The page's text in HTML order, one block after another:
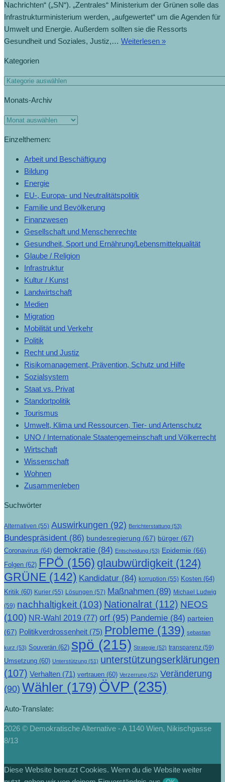
Nachrichten“ („SN“). „Zentrales“ Ministerium der Grünen solle das
Infrastrukturministerium werden, „aufgewertet“ um die Agenden für
Umwelt und Energie. Außerdem sollten sie die Ressorts
Gesundheit und Soziales, Justiz,… Weiterlesen »
Kategorien
Monats-Archiv
Einzelthemen:
Arbeit und Beschäftigung
Bildung
Energie
EU-, Europa- und Neutralitätspolitik
Familie und Bevölkerung
Finanzwesen
Gesellschaft und Menschenrechte
Gesundheit, Sport und Ernährung/Lebensmittelqualität
Glaube / Religion
Infrastruktur
Kultur / Kunst
Landwirtschaft
Medien
Migration
Mobilität und Verkehr
Politik
Recht und Justiz
Risikomanagement, Prävention, Schutz und Hilfe
Sozialsystem
Staat vs. Privat
Standortpolitik
Tourismus
Umwelt, Klima und Ressourcen, Tier- und Artenschutz
UNO / Internationale Staatengemeinschaft und Völkerrecht
Wirtschaft
Wissenschaft
Wohnen
Zusammenleben
Suchwörter
Alternativen (55) Auswirkungen (92) Berichterstattung (53)
Bundespräsident (86) bundesregierung (67) bürger (67)
Coronavirus (64) demokratie (84) Entscheidung (53) Epidemie (66)
Folgen (62) FPÖ (156) glaubwürdigkeit (124)
GRÜNE (142) Kandidatur (84) korruption (55) Kosten (64)
Kritik (60) Kurier (55) Lösungen (57) Maßnahmen (89) Michael Ludwig
(59) nachhaltigkeit (103) Nationalrat (112) NEOS
(100) NR-Wahl 2019 (77) orf (95) Pandemie (84) parteien
(67) Politikverdrossenheit (75) Probleme (139) sebastian
kurz (53) Souverän (62) spö (215) Strategie (52) transparenz (59)
Umsetzung (60) Unterstützung (51) unterstützungserklärungen
(107) Verhalten (71) vertrauen (60) Verzerrung (52) Veränderung
(90) Wähler (179) ÖVP (235)
Auto-Translate:
2026 © Demokratische Alternative - A 1140 Wien, Nikischgasse
8/13
Diese Website benutzt Cookies. Wenn du die Website weiter